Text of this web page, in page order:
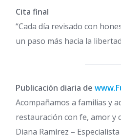
Cita final
“Cada día revisado con
un paso más hacia la
Publicación diaria de
Acompañamos a familias y
restauración con fe, amor y
Diana Ramírez –